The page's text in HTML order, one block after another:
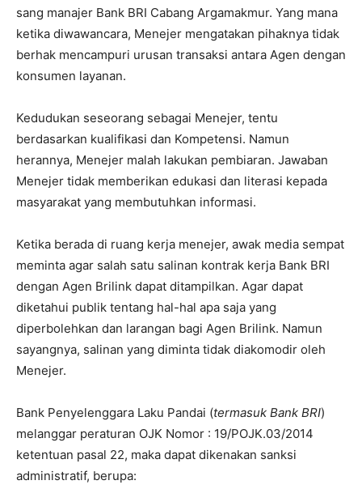
sang manajer Bank BRI Cabang Argamakmur. Yang mana
ketika diwawancara, Menejer mengatakan pihaknya tidak
berhak mencampuri urusan transaksi antara Agen dengan
konsumen layanan.
Kedudukan seseorang sebagai Menejer, tentu
berdasarkan kualifikasi dan Kompetensi. Namun
herannya, Menejer malah lakukan pembiaran. Jawaban
Menejer tidak memberikan edukasi dan literasi kepada
masyarakat yang membutuhkan informasi.
Ketika berada di ruang kerja menejer, awak media sempat
meminta agar salah satu salinan kontrak kerja Bank BRI
dengan Agen Brilink dapat ditampilkan. Agar dapat
diketahui publik tentang hal-hal apa saja yang
diperbolehkan dan larangan bagi Agen Brilink. Namun
sayangnya, salinan yang diminta tidak diakomodir oleh
Menejer.
Bank Penyelenggara Laku Pandai (termasuk Bank BRI)
melanggar peraturan OJK Nomor : 19/POJK.03/2014
ketentuan pasal 22, maka dapat dikenakan sanksi
administratif, berupa: